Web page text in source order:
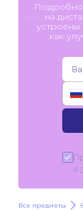
Подробно
на
устроены
как
и
Все предметы